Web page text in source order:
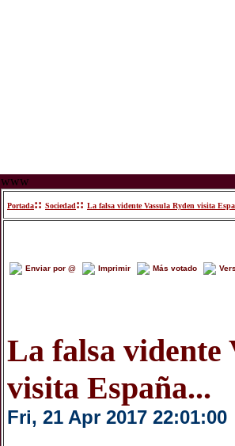
www
Portada:: Sociedad:: La falsa vidente Vassula Ryden visita
Enviar por @ Imprimir Más votado
La falsa vidente
visita España...
Fri, 21 Apr 2017 22:01:00